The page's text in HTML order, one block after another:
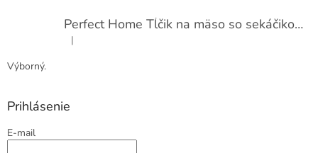
Perfect Home Tĺčik na mäso so sekáčikom, 56893
Hodnotenie produktu je 5 z 5 hviezdičiek.
|
Výborný.
Prihlásenie
E-mail